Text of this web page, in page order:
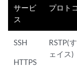
サービ
ス
プロト
SSH
HTTPS
RSTP(
ェイス)